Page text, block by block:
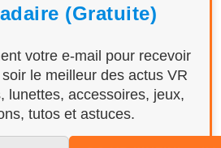
(Gratuite)
votre e-mail pour recevoir
le meilleur des actus VR
lunettes, accessoires, jeux,
tutos et astuces.